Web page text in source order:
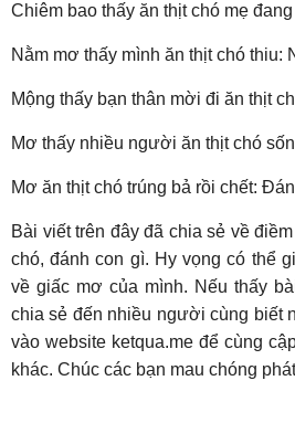
Chiêm bao thấy ăn thịt chó mẹ
Nằm mơ thấy mình ăn thịt chó thiu:
Mộng thấy bạn thân mời đi ăn thịt
Mơ thấy nhiều người ăn thịt chó
Mơ ăn thịt chó trúng bả rồi chết:
Bài viết trên đây đã chia sẻ về
chó, đánh con gì. Hy vọng có thể
về giấc mơ của mình. Nếu thấy
chia sẻ đến nhiều người cùng biết
vào website ketqua.me để cùng
khác. Chúc các bạn mau chóng